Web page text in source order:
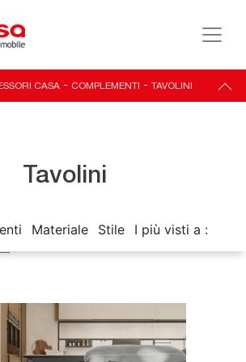
CASA - COMPLEMENTI - TAVOLINI
Tavolini
Materiale Stile I più visti a :